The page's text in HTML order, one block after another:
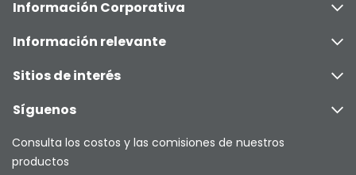
Información Corporativa
Información relevante
Sitios de interés
Síguenos
Consulta los costos y las comisiones de nuestros
productos